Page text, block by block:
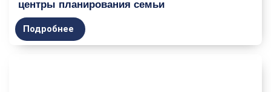
центры планирования семьи
Подробнее